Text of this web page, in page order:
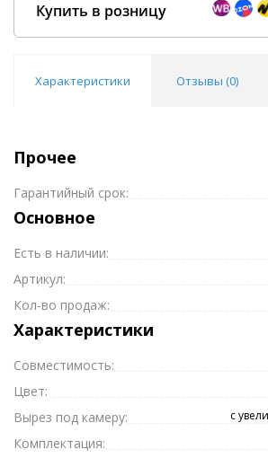
Купить в розницу
Характеристики Отзывы (0)
Прочее
Гарантийный срок:
Основное
Есть в наличии:
Артикул:
Кол-во продаж:
Характеристики
Совместимость:
Цвет:
Вырез под камеру: с
Комплектация: